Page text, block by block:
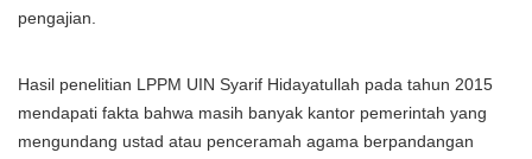
pengajian.
Hasil penelitian LPPM UIN Syarif Hidayatullah pada tahun 2015
mendapati fakta bahwa masih banyak kantor pemerintah yang
mengundang ustad atau penceramah agama berpandangan